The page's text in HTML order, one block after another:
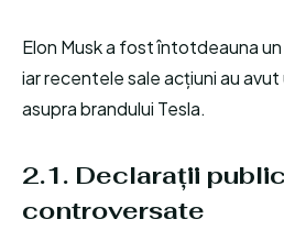
Elon Musk a fost întotdeauna
iar recentele sale acțiuni au
asupra brandului Tesla.
2.1. Declarații
controversate